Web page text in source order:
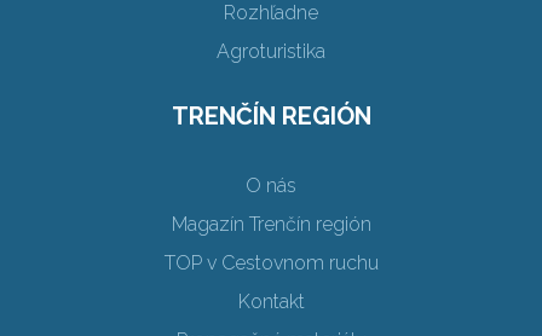
Rozhľadne
Agroturistika
TRENČÍN REGIÓN
O nás
Magazín Trenčín región
TOP v Cestovnom ruchu
Kontakt